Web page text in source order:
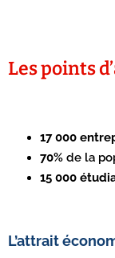
Les points
17 000
70% de la
15 000
L’attrait